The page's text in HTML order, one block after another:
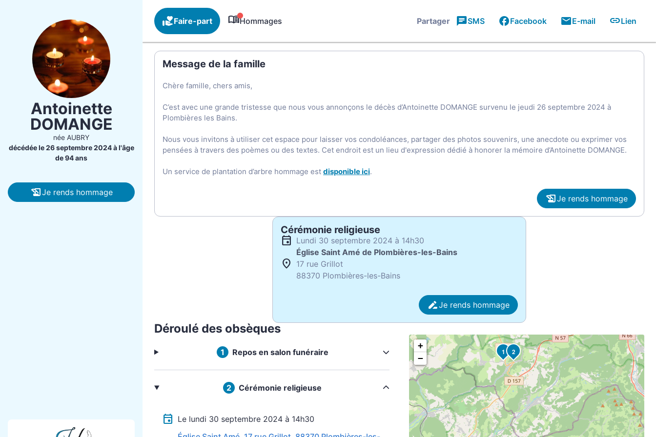
Antoinette
DOMANGE
née AUBRY
décédée le 26 septembre 2024 à l'âge
de 94 ans
Je rends hommage
Faire-part Hommages Partager SMS Facebook E-mail Lien
Message de la famille
Chère famille, chers amis,
C’est avec une grande tristesse que nous vous annonçons le décès d’Antoinette DOMANGE survenu le jeudi 26 septembre 2024 à
Plombières les Bains.
Nous vous invitons à utiliser cet espace pour laisser vos condoléances, partager des photos souvenirs, une anecdote ou exprimer vos
pensées à travers des poèmes ou des textes. Cet endroit est un lieu d'expression dédié à honorer la mémoire d’Antoinette DOMANGE.
Un service de plantation d’arbre hommage est disponible ici.
Je rends hommage
Cérémonie religieuse
lundi 30 septembre 2024 à 14h30
Église Saint Amé de Plombières-les-Bains
17 rue Grillot
88370 Plombières-les-Bains
Je rends hommage
Déroulé des obsèques
Repos en salon funéraire
Cérémonie religieuse
Le lundi 30 septembre 2024 à 14h30
1 2
+
−